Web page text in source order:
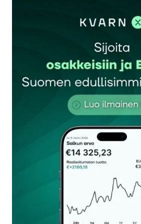
rekisteröityä
Sähköpostiosoitettasi ei
kentät on merkitty*
Kommentti*
Nimesi tai nimimerkkisi